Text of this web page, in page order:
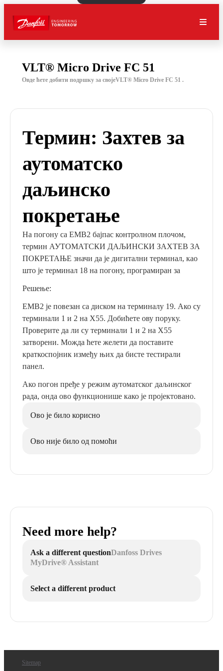
VLT® Micro Drive FC 51
Овде ћете добити подршку за својеVLT® Micro Drive FC 51 .
Термин: Захтев за
аутоматско
даљинско
покретање
На погону са EMB2 бајпас контролном плочом,
термин АУТОМАТСКИ ДАЉИНСКИ ЗАХТЕВ ЗА
ПОКРЕТАЊЕ значи да је дигитални терминал, као
што је терминал 18 на погону, програмиран за
Решење:
EMB2 је повезан са диском на терминалу 19. Ако су
терминали 1 и 2 на X55. Добићете ову поруку.
Проверите да ли су терминали 1 и 2 на X55
затворени. Можда ћете желети да поставите
краткоспојник између њих да бисте тестирали
панел.
Ако погон пређе у режим аутоматског даљинског
рада, онда ово функционише како је пројектовано.
Ово је било корисно
Ово није било од помоћи
Need more help?
Ask a different questionDanfoss Drives
MyDrive® Assistant
Select a different product
Sitemap